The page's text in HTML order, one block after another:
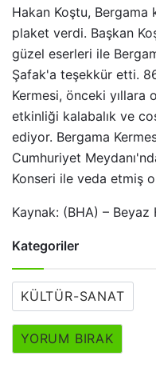
Hakan Koştu, Bergama
plaket verdi. Başkan
güzel eserleri ile
Şafak'a teşekkür etti.
Kermesi, önceki
etkinliği kalabalık ve
ediyor. Bergama
Cumhuriyet
Konseri ile veda etmiş
Kaynak: (BHA) – Beyaz
Kategoriler
KÜLTÜR-SANAT
YORUM BIRAK